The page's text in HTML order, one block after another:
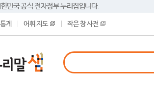
민국 공식 전자정부 누리집입니다.
계 어휘 지도 작은 창 사전